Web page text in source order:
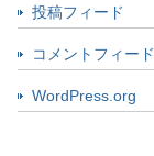
投稿フィード
コメントフィード
WordPress.org